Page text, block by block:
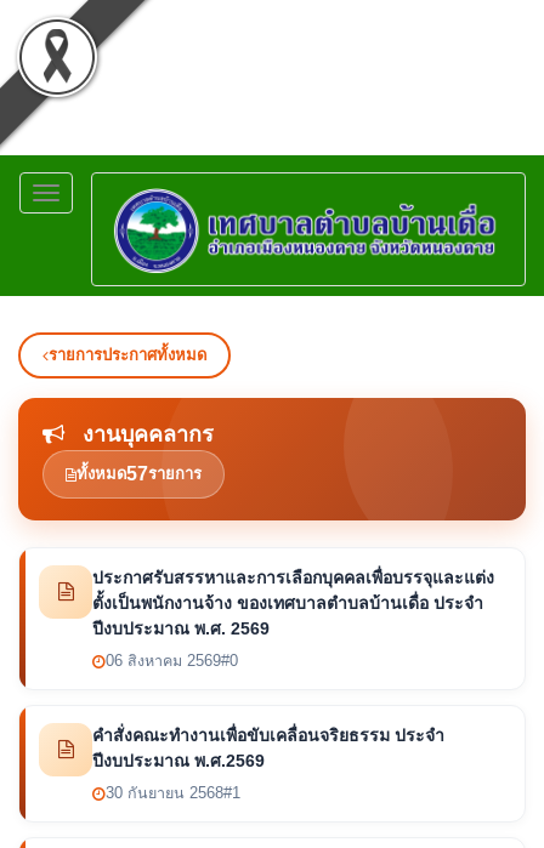
Toggle
navigation
รายการประกาศทั้งหมด
งานบุคคลากร
ทั้งหมด57รายการ
ประกาศรับสรรหาและการเลือกบุคคลเพื่อบรรจุและแต่ง
ตั้งเป็นพนักงานจ้าง ของเทศบาลตำบลบ้านเดื่อ ประจำ
ปีงบประมาณ พ.ศ. 2569
06 สิงหาคม 2569#0
คำสั่งคณะทำงานเพื่อขับเคลื่อนจริยธรรม ประจำ
ปีงบประมาณ พ.ศ.2569
30 กันยายน 2568#1